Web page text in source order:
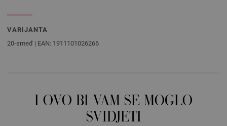
VARIJANTA
20-smeđ | EAN: 1911101026266
I OVO BI VAM SE MOGLO
SVIDJETI